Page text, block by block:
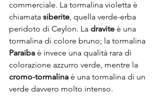
commerciale. La tormalina violetta è
chiamata siberite, quella verde-erba
peridoto di Ceylon. La dravite è una
tormalina di colore bruno; la tormalina
Paraiba è invece una qualità rara di
colorazione azzurro verde, mentre la
cromo-tormalina è una tormalina di un
verde davvero molto intenso.